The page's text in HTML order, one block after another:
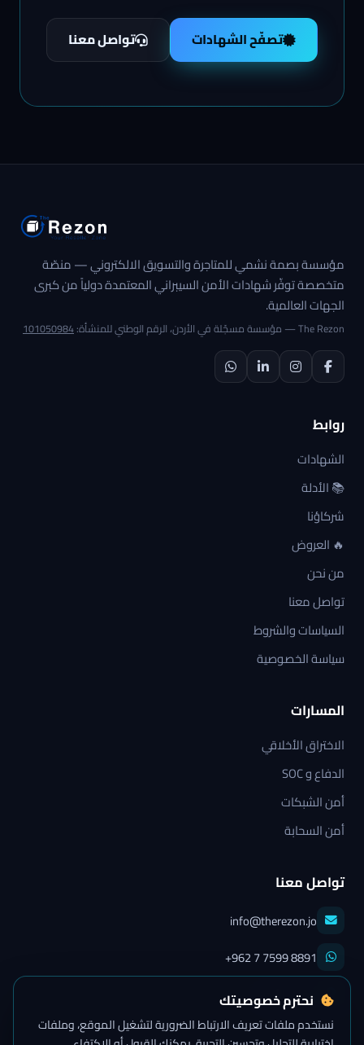
تصفّح الشهادات تواصل معنا
مؤسسة بصمة نشمي للمتاجرة والتسويق الالكتروني — منصّة
متخصصة توفّر شهادات الأمن السيبراني المعتمدة دولياً من كبرى
الجهات العالمية.
The Rezon — مؤسسة مسجّلة في الأردن، الرقم الوطني للمنشأة: 101050984
روابط
الشهادات
📚 الأدلة
شركاؤنا
🔥 العروض
من نحن
تواصل معنا
السياسات والشروط
سياسة الخصوصية
المسارات
الاختراق الأخلاقي
الدفاع و SOC
أمن الشبكات
أمن السحابة
تواصل معنا
info@therezon.jo
+962 7 7599 8891
عمّان، الأردن
نحترم خصوصيتك
نستخدم ملفات تعريف الارتباط الضرورية لتشغيل الموقع، وملفات